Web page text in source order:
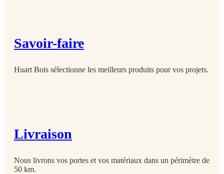
Savoir-faire
Huart Bois sélectionne les meilleurs produits pour vos projets.
Livraison
Nous livrons vos portes et vos matériaux dans un périmètre de
50 km.